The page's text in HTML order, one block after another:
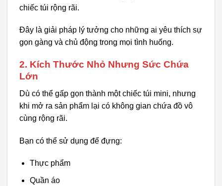
chiếc túi rộng rãi.
Đây là giải pháp lý tưởng cho những ai yêu thích sự
gọn gàng và chủ động trong mọi tình huống.
2. Kích Thước Nhỏ Nhưng Sức Chứa
Lớn
Dù có thể gấp gọn thành một chiếc túi mini, nhưng
khi mở ra sản phẩm lại có không gian chứa đồ vô
cùng rộng rãi.
Bạn có thể sử dụng để đựng:
Thực phẩm
Quần áo